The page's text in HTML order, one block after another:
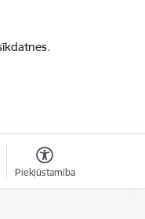
Piekļūstamība